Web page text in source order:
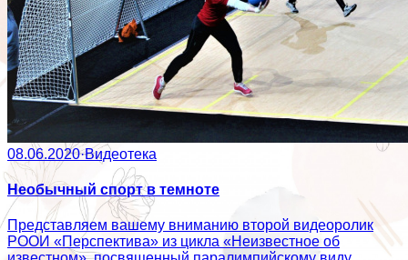
08.06.2020·Видеотека
Необычный спорт в темноте
Представляем вашему вниманию второй видеоролик
РООИ «Перспектива» из цикла «Неизвестное об